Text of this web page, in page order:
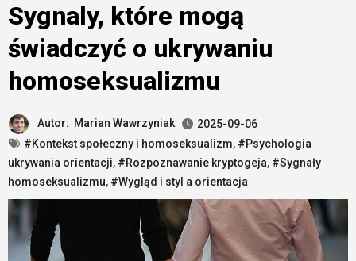
Sygnaly, które mogą
świadczyć o ukrywaniu
homoseksualizmu
Autor: Marian Wawrzyniak
2025-09-06
#Kontekst społeczny i homoseksualizm, #Psychologia
ukrywania orientacji, #Rozpoznawanie kryptogeja, #Sygnały
homoseksualizmu, #Wygląd i styl a orientacja